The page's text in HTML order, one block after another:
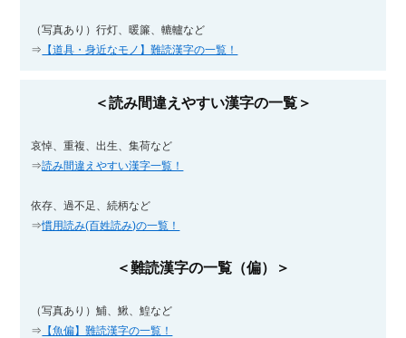
（写真あり）行灯、暖簾、轆轤など
⇒
【道具・身近なモノ】難読漢字の一覧！
＜読み間違えやすい漢字の一覧＞
哀悼、重複、出生、集荷など
⇒読み間違えやすい漢字一覧！
依存、過不足、続柄など
⇒慣用読み(百姓読み)の一覧！
＜難読漢字の一覧（偏）＞
（写真あり）鯆、鰍、鰉など
⇒
【魚偏】難読漢字の一覧！